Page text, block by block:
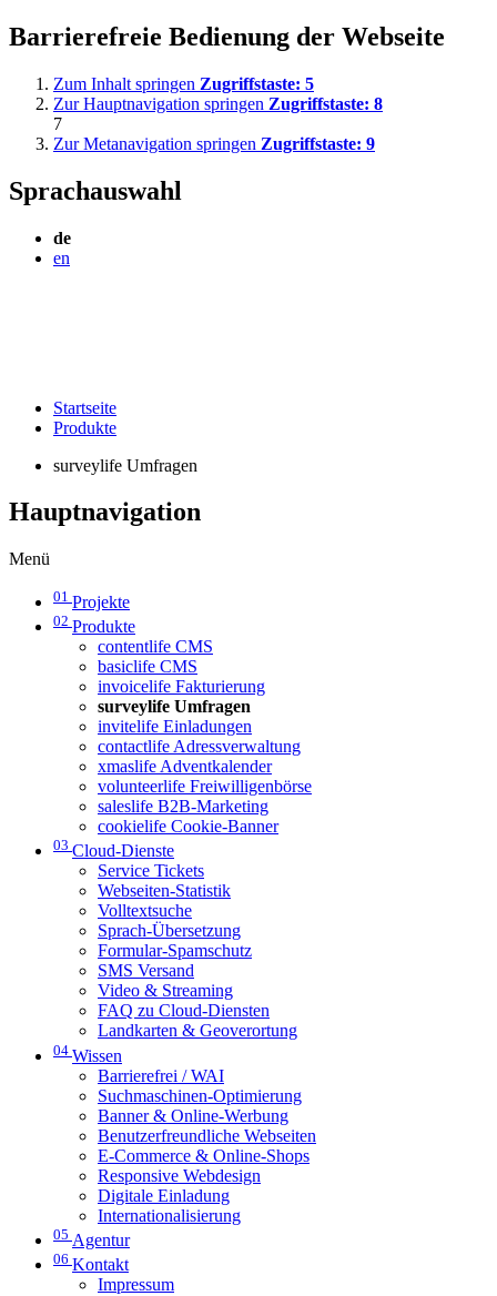
Barrierefreie Bedienung der Webseite
Zum Inhalt springen Zugriffstaste: 5
Zur Hauptnavigation springen Zugriffstaste: 8
7
Zur Metanavigation springen Zugriffstaste: 9
Sprachauswahl
de
en
Startseite
Produkte
surveylife Umfragen
Hauptnavigation
Menü
01 Projekte
02 Produkte
contentlife CMS
basiclife CMS
invoicelife Fakturierung
surveylife Umfragen
invitelife Einladungen
contactlife Adressverwaltung
xmaslife Adventkalender
volunteerlife Freiwilligenbörse
saleslife B2B-Marketing
cookielife Cookie-Banner
03 Cloud-Dienste
Service Tickets
Webseiten-Statistik
Volltextsuche
Sprach-Übersetzung
Formular-Spamschutz
SMS Versand
Video & Streaming
FAQ zu Cloud-Diensten
Landkarten & Geoverortung
04 Wissen
Barrierefrei / WAI
Suchmaschinen-Optimierung
Banner & Online-Werbung
Benutzerfreundliche Webseiten
E-Commerce & Online-Shops
Responsive Webdesign
Digitale Einladung
Internationalisierung
05 Agentur
06 Kontakt
Impressum